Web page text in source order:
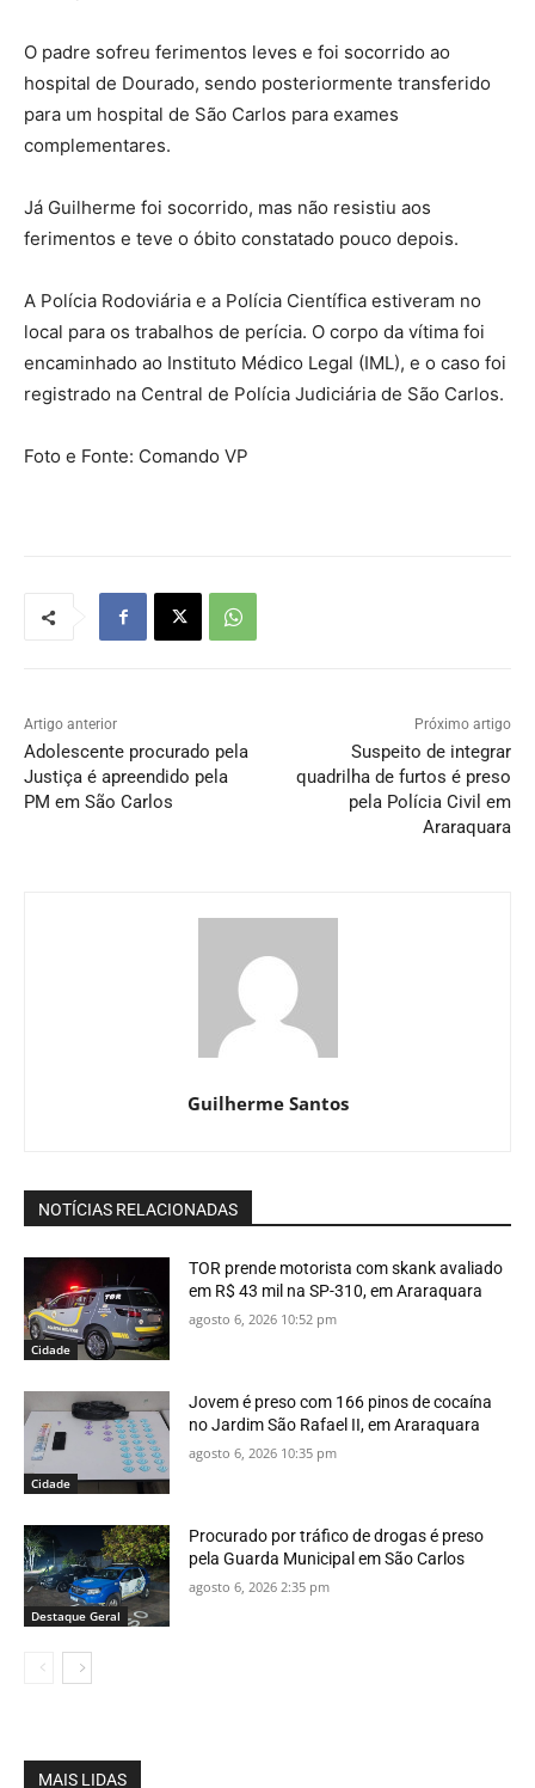
O padre sofreu ferimentos leves e foi socorrido ao
hospital de Dourado, sendo posteriormente transferido
para um hospital de São Carlos para exames
complementares.
Já Guilherme foi socorrido, mas não resistiu aos
ferimentos e teve o óbito constatado pouco depois.
A Polícia Rodoviária e a Polícia Científica estiveram no
local para os trabalhos de perícia. O corpo da vítima foi
encaminhado ao Instituto Médico Legal (IML), e o caso foi
registrado na Central de Polícia Judiciária de São Carlos.
Foto e Fonte: Comando VP
Artigo anterior
Adolescente procurado pela
Justiça é apreendido pela
PM em São Carlos
Próximo artigo
Suspeito de integrar
quadrilha de furtos é preso
pela Polícia Civil em
Araraquara
Guilherme Santos
NOTÍCIAS RELACIONADAS
Cidade
TOR prende motorista com skank avaliado
em R$ 43 mil na SP-310, em Araraquara
agosto 6, 2026 10:52 pm
Cidade
Jovem é preso com 166 pinos de cocaína
no Jardim São Rafael II, em Araraquara
agosto 6, 2026 10:35 pm
Destaque Geral
Procurado por tráfico de drogas é preso
pela Guarda Municipal em São Carlos
agosto 6, 2026 2:35 pm
MAIS LIDAS